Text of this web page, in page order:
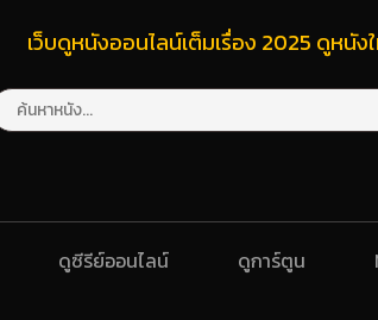
เว็บดูหนังออนไลน์เต็มเรื่อง 2025 ดูหนั
ดูซีรีย์ออนไลน์ ดูการ์ตูน